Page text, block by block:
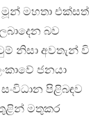
මූන් මහතා එක්සත්
බව
නිසා අවතැන් වි
ජනයා
පිළිබඳව
මතුකර